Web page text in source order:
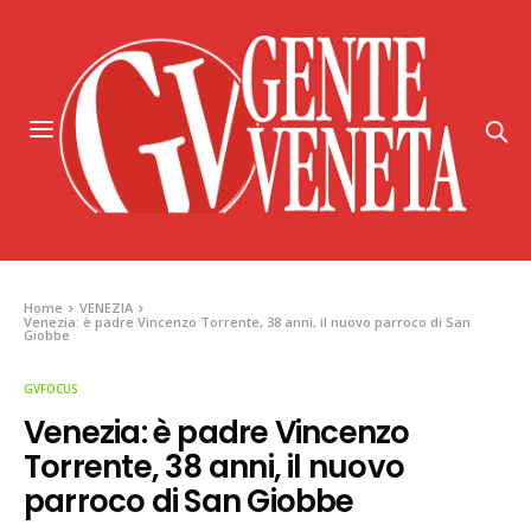
Home
VENEZIA
Venezia: è padre Vincenzo Torrente, 38 anni, il nuovo parroco di San
Giobbe
GVFOCUS
Venezia: è padre Vincenzo
Torrente, 38 anni, il nuovo
parroco di San Giobbe